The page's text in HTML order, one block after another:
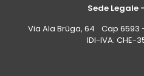
Sede Legale
Via Ala Brüga, 64 Cap 6593
IDI-IVA: CHE-